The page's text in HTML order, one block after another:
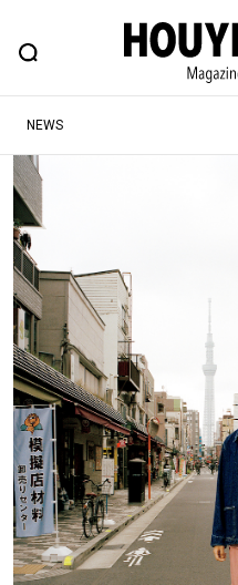
FEATURE
ヒップなファッション、カル
#ESSENTIAL DESIGNS
#NEW VINTAGE #マ
#路地裏てぃーん。
#GH 銘品の所以 #フ
#Commune H
#ととけん #FASHION
#LIFESTYLE
#SPORTS
NEWS